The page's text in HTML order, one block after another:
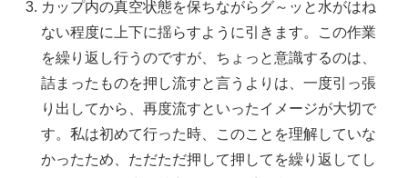
カップ内の真空状態を保ちながらグ～ッと水がはね
ない程度に上下に揺らすように引きます。この作業
を繰り返し行うのですが、ちょっと意識するのは、
詰まったものを押し流すと言うよりは、一度引っ張
り出してから、再度流すといったイメージが大切で
す。私は初めて行った時、このことを理解していな
かったため、ただただ押して押してを繰り返してし